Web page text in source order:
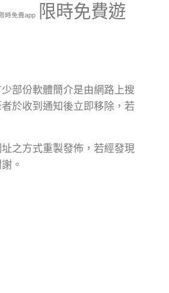
限時免費app
限時免費遊
部份軟體簡介是由網路上搜
於收到通知後立即移除，若
之方式重製發佈，若經發現
。